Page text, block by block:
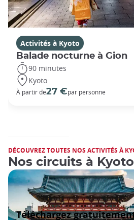
Activités à Kyoto
Balade nocturne à Gion
90 minutes
Kyoto
À partir de27 €par personne
DÉCOUVREZ TOUTES NOS ACTIVITÉS À
Nos circuits à Kyoto